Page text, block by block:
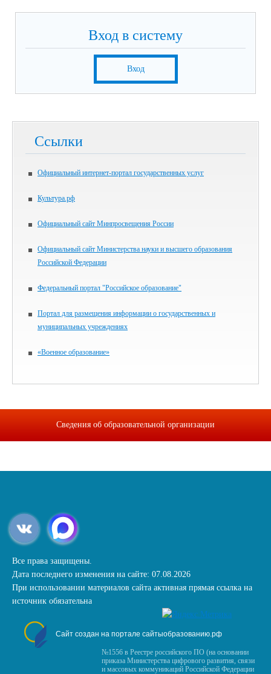
Вход в систему
Вход
Ссылки
Официальный интернет-портал государственных услуг
Культура.рф
Официальный сайт Минпросвещения России
Официальный сайт Министерства науки и высшего образования
Российской Федерации
Федеральный портал "Российское образование"
Портал для размещения информации о государственных и
муниципальных учреждениях
«Военное образование»
Сведения об образовательной организации
Все права защищены.
Дата последнего изменения на сайте: 07.08.2026
При использовании материалов сайта активная прямая ссылка на
источник обязательна
Сайт создан на портале сайтыобразованию.рф
№1556 в Реестре российского ПО (на основании
приказа Министерства цифрового развития, связи
и массовых коммуникаций Российской Федерации